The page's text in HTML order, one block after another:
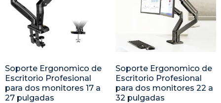
Soporte Ergonomico de
Escritorio Profesional
para dos monitores 17 a
27 pulgadas
Soporte Ergonomico de
Escritorio Profesional
para dos monitores 22 a
32 pulgadas